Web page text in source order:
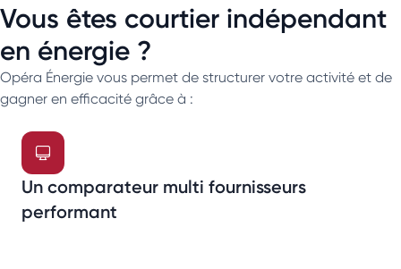
Vous êtes courtier indépendant
en énergie ?
Opéra Énergie vous permet de structurer votre activité et de
gagner en efficacité grâce à :
Un comparateur multi fournisseurs
performant